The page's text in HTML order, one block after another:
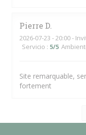
Pierre D
2026-07-23 - 20:00 -
Servicio : 5/5
Site remarquable,
fortement